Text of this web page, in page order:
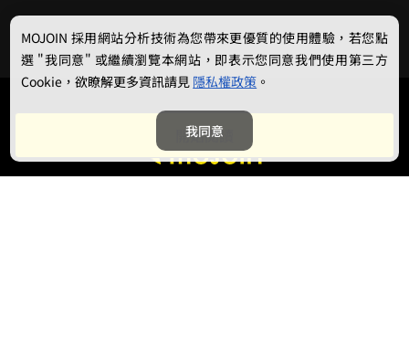
開始閱讀
MOJOIN 採用網站分析技術為您帶來更優質的使用體驗，若您點
選 "我同意" 或繼續瀏覽本網站，即表示您同意我們使用第三方
Cookie，欲瞭解更多資訊請見 隱私權政策 。
我同意